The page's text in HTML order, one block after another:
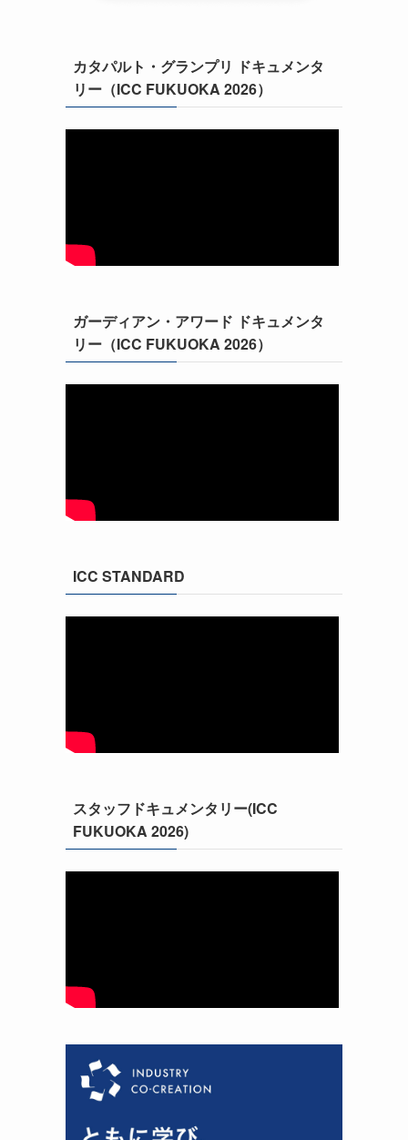
カタパルト・グランプリ ドキュメンタ
リー（ICC FUKUOKA 2026）
ガーディアン・アワード ドキュメンタ
リー（ICC FUKUOKA 2026）
ICC STANDARD
スタッフドキュメンタリー(ICC
FUKUOKA 2026)